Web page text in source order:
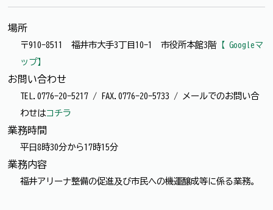
場所
〒910-8511 福井市大手3丁目10-1 市役所本館3階 【 Googleマ
ップ】
お問い合わせ
TEL.0776-20-5217 / FAX.0776-20-5733 / メールでのお問い合
わせはコチラ
業務時間
平日8時30分から17時15分
業務内容
福井アリーナ整備の促進及び市民への機運醸成等に係る業務。